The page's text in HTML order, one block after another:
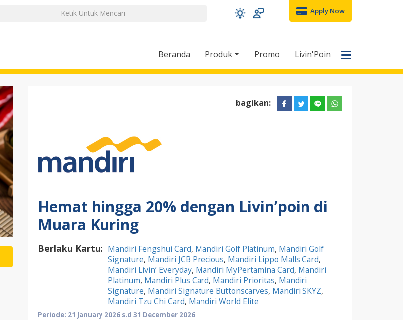
Apply Now
Beranda Produk Promo Livin'Poin
bagikan:
Hemat hingga 20% dengan Livin’poin di
Muara Kuring
Berlaku Kartu: Mandiri Fengshui Card, Mandiri Golf Platinum, Mandiri Golf
Signature, Mandiri JCB Precious, Mandiri Lippo Malls Card,
Mandiri Livin’ Everyday, Mandiri MyPertamina Card, Mandiri
Platinum, Mandiri Plus Card, Mandiri Prioritas, Mandiri
Signature, Mandiri Signature Buttonscarves, Mandiri SKYZ,
Mandiri Tzu Chi Card, Mandiri World Elite
Periode: 21 January 2026 s.d 31 December 2026